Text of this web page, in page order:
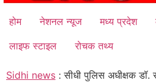
होम नेशनल न्यूज मध्य प्रदेश
लाइफ स्टाइल
रोचक तथ्य
Sidhi news : सीधी पुलिस अधीक्षक डॉ.